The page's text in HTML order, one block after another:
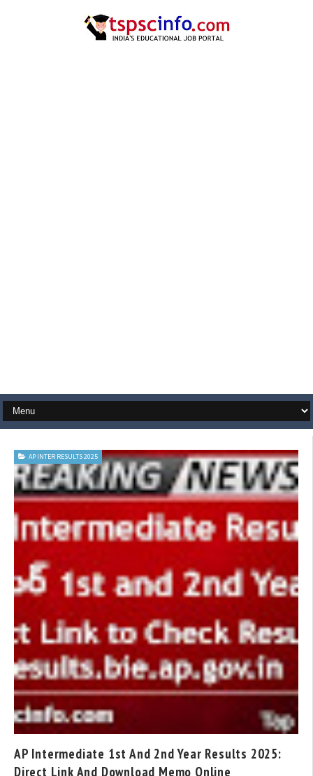
AP INTER RESULTS 2025
AP Intermediate 1st And 2nd Year Results 2025:
Direct Link And Download Memo Online